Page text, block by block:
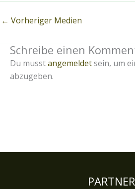
← Vorheriger Medien
Schreibe einen
Du musstangemeldetsein, um
abzugeben.
PARTNER